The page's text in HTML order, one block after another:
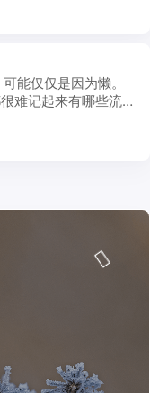
能仅仅是因为懒。
难记起来有哪些流